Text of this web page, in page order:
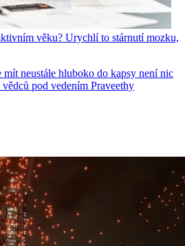
věku? Urychlí to stárnutí mozku,
mít neustále hluboko do kapsy není nic
pod vedením Praveethy